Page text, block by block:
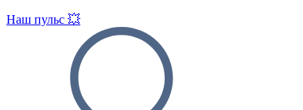
Наш пульс 💥